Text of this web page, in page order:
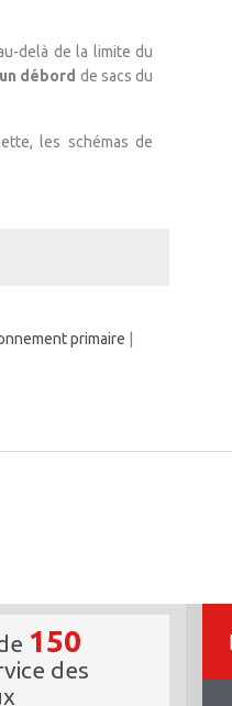
delà de la limite du
débord de sacs du
les schémas de
primaire
150
des